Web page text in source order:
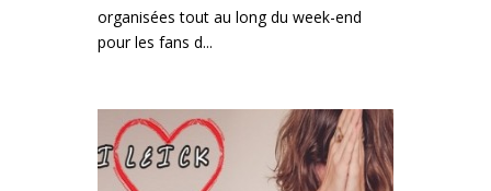
organisées tout au long du week-end
pour les fans d...